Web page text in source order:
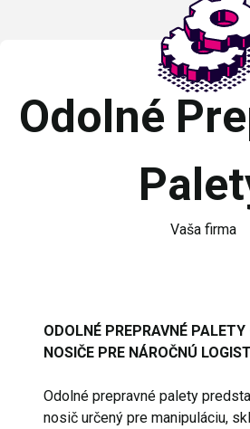
Odolné
Vaša firma
ODOLNÉ PREPRAVNÉ
NOSIČE PRE NÁROČNÚ
Odolné prepravné palety
nosič určený pre manipuláciu,